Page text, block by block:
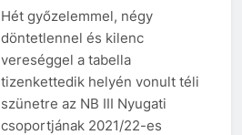
Hét győzelemmel, négy
döntetlennel és kilenc
vereséggel a tabella
tizenkettedik helyén vonult téli
szünetre az NB III Nyugati
csoportjának 2021/22-es